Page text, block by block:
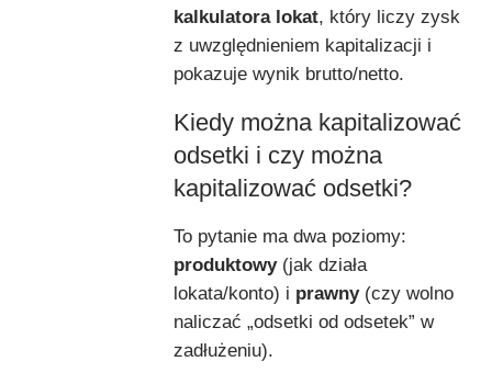
kalkulatora lokat, który liczy zysk
z uwzględnieniem kapitalizacji i
pokazuje wynik brutto/netto.
Kiedy można kapitalizować
odsetki i czy można
kapitalizować odsetki?
To pytanie ma dwa poziomy:
produktowy(jak działa
lokata/konto) i prawny(czy wolno
naliczać „odsetki od odsetek” w
zadłużeniu).